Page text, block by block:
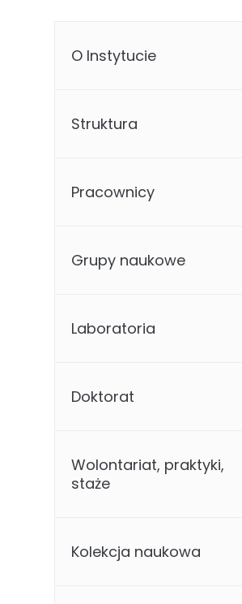
O Instytucie
Struktura
Pracownicy
Grupy naukowe
Laboratoria
Doktorat
Wolontariat, praktyki,
staże
Kolekcja naukowa